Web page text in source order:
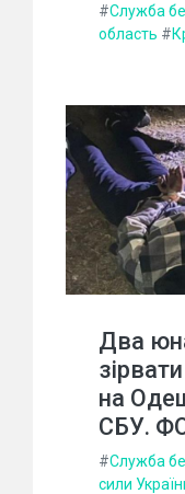
#Служба
область #
Два
на
СБУ.
#Служба
сили